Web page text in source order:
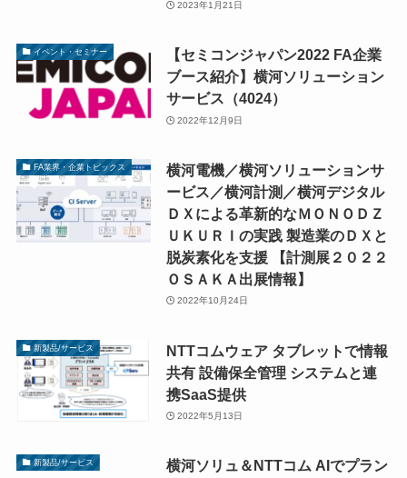
2023年1月21日
イベント・セミナー
【セミコンジャパン2022 FA企業
ブース紹介】横河ソリューション
サービス（4024）
2022年12月9日
FA業界・企業トピックス
横河電機／横河ソリューションサ
ービス／横河計測／横河デジタル
ＤＸによる革新的なＭＯＮＯＤＺ
ＵＫＵＲＩの実践 製造業のＤＸと
脱炭素化を支援 【計測展２０２２
ＯＳＡＫＡ出展情報】
2022年10月24日
新製品/サービス
NTTコムウェア タブレットで情報
共有 設備保全管理 システムと連
携SaaS提供
2022年5月13日
新製品/サービス
横河ソリュ＆NTTコム AIでプラン